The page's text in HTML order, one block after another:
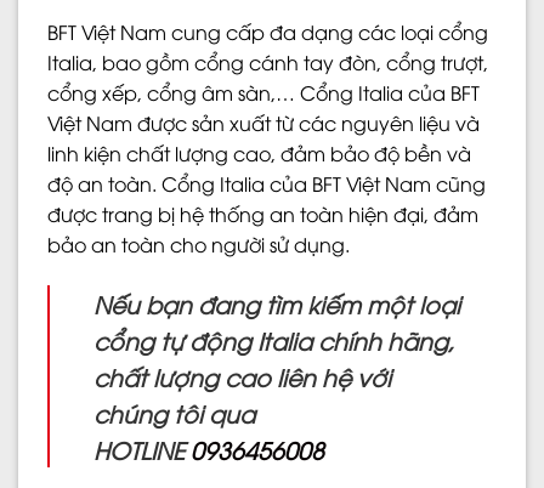
BFT Việt Nam cung cấp đa dạng các loại cổng
Italia, bao gồm cổng cánh tay đòn, cổng trượt,
cổng xếp, cổng âm sàn,… Cổng Italia của BFT
Việt Nam được sản xuất từ các nguyên liệu và
linh kiện chất lượng cao, đảm bảo độ bền và
độ an toàn. Cổng Italia của BFT Việt Nam cũng
được trang bị hệ thống an toàn hiện đại, đảm
bảo an toàn cho người sử dụng.
Nếu bạn đang tìm kiếm một loại
cổng tự động Italia chính hãng,
chất lượng cao liên hệ với
chúng tôi qua
HOTLINE0936456008